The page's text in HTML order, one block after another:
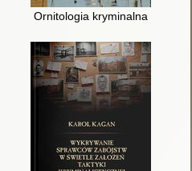
Ornitologia kryminalna